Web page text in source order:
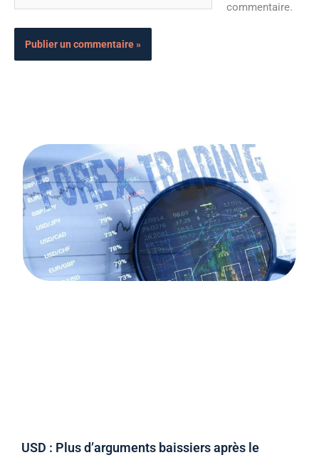
commentaire.
USD : Plus d’arguments baissiers après le